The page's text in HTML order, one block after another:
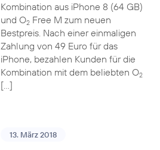
Kombination aus iPhone 8 (64 GB)
und O2Free M zum neuen
Bestpreis. Nach einer einmaligen
Zahlung von 49 Euro für das
iPhone, bezahlen Kunden für die
Kombination mit dem beliebten O2
[…]
13. März 2018